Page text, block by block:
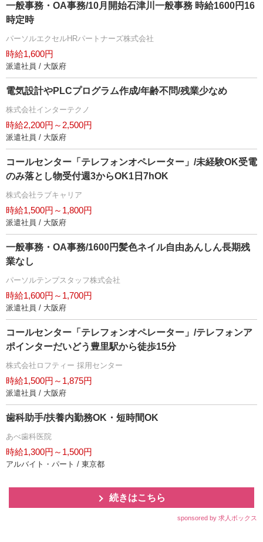
一般事務・OA事務/10月開始石津川一般事務 時給1600円16
時定時
パーソルエクセルHRパートナーズ株式会社
時給1,600円
派遣社員 / 大阪府
電気設計やPLCプログラム作成/年齢不問/残業少なめ
株式会社インターテクノ
時給2,200円～2,500円
派遣社員 / 大阪府
コールセンター「テレフォンオペレーター」/未経験OK受電
のみ落とし物受付週3からOK1日7hOK
株式会社ラブキャリア
時給1,500円～1,800円
派遣社員 / 大阪府
一般事務・OA事務/1600円髪色ネイル自由あんしん長期残
業なし
パーソルテンプスタッフ株式会社
時給1,600円～1,700円
派遣社員 / 大阪府
コールセンター「テレフォンオペレーター」/テレフォンア
ポインターだいどう豊里駅から徒歩15分
株式会社ロフティー 採用センター
時給1,500円～1,875円
派遣社員 / 大阪府
歯科助手/扶養内勤務OK・短時間OK
あべ歯科医院
時給1,300円～1,500円
アルバイト・パート / 東京都
続きはこちら
sponsored by 求人ボックス